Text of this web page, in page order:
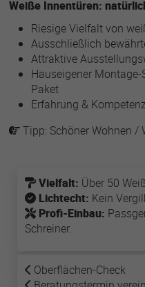
Name
Anbieter Meta
Laufzeit 1 Jahr
Zweck
Detects
Name
Anbieter Meta
Used by
Weiße Innentüren:
Riesige Vielfalt von
Ausschließlich
Attraktive
Hauseigener
Paket
Erfahrung &
Tipp: Schöner Wohnen /
Vielfalt: Über 50
Lichtecht: Kein
Profi-Einbau:
Schreiner.
Oberflächen-Check